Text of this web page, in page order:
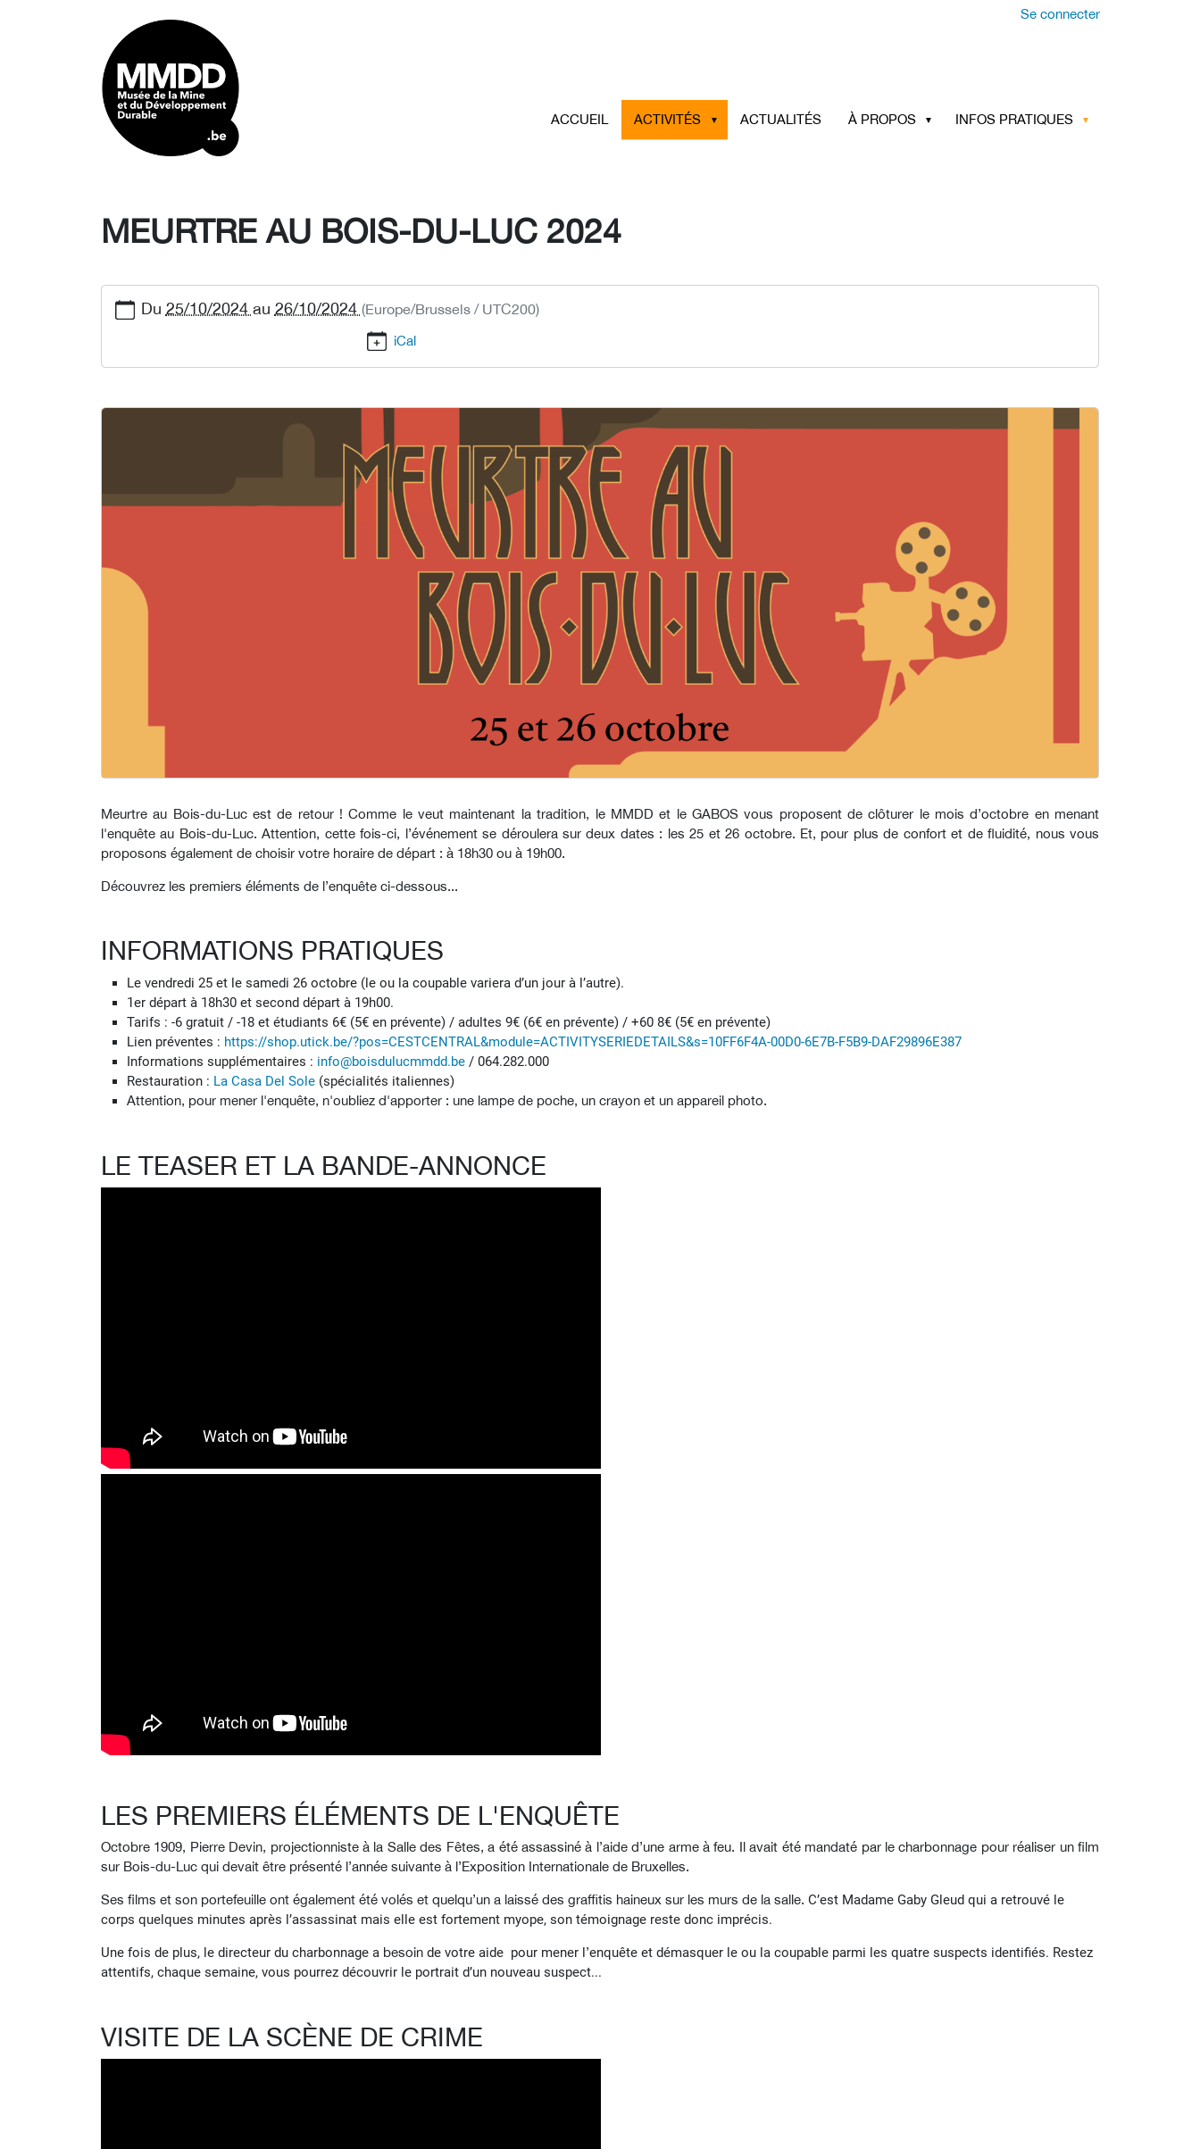
Se connecter
ACCUEIL ACTIVITÉS ACTUALITÉS À PROPOS INFOS PRATIQUES
MEURTRE AU BOIS-DU-LUC 2024
Du 25/10/2024 au 26/10/2024 (Europe/Brussels / UTC200)
iCal
Meurtre au Bois-du-Luc est de retour ! Comme le veut maintenant la tradition, le MMDD et le GABOS vous proposent de clôturer le mois d’octobre en menant
l'enquête au Bois-du-Luc. Attention, cette fois-ci, l’événement se déroulera sur deux dates : les 25 et 26 octobre. Et, pour plus de confort et de fluidité, nous vous
proposons également de choisir votre horaire de départ : à 18h30 ou à 19h00.
Découvrez les premiers éléments de l’enquête ci-dessous...
INFORMATIONS PRATIQUES
Le vendredi 25 et le samedi 26 octobre (le ou la coupable variera d’un jour à l’autre).
1er départ à 18h30 et second départ à 19h00.
Tarifs : -6 gratuit / -18 et étudiants 6€ (5€ en prévente) / adultes 9€ (6€ en prévente) / +60 8€ (5€ en prévente)
Lien préventes : https://shop.utick.be/?pos=CESTCENTRAL&module=ACTIVITYSERIEDETAILS&s=10FF6F4A-00D0-6E7B-F5B9-DAF29896E387
Informations supplémentaires : info@boisdulucmmdd.be/ 064.282.000
Restauration : La Casa Del Sole (spécialités italiennes)
Attention, pour mener l'enquête, n'oubliez d'apporter : une lampe de poche, un crayon et un appareil photo.
LE TEASER ET LA BANDE-ANNONCE
LES PREMIERS ÉLÉMENTS DE L'ENQUÊTE
Octobre 1909, Pierre Devin, projectionniste à la Salle des Fêtes, a été assassiné à l’aide d’une arme à feu. Il avait été mandaté par le charbonnage pour réaliser un film
sur Bois-du-Luc qui devait être présenté l’année suivante à l’Exposition Internationale de Bruxelles.
Ses films et son portefeuille ont également été volés et quelqu’un a laissé des graffitis haineux sur les murs de la salle. C’est Madame Gaby Gleud qui a retrouvé le
corps quelques minutes après l’assassinat mais elle est fortement myope, son témoignage reste donc imprécis.
Une fois de plus, le directeur du charbonnage a besoin de votre aide pour mener l’enquête et démasquer le ou la coupable parmi les quatre suspects identifiés. Restez
attentifs, chaque semaine, vous pourrez découvrir le portrait d’un nouveau suspect...
VISITE DE LA SCÈNE DE CRIME